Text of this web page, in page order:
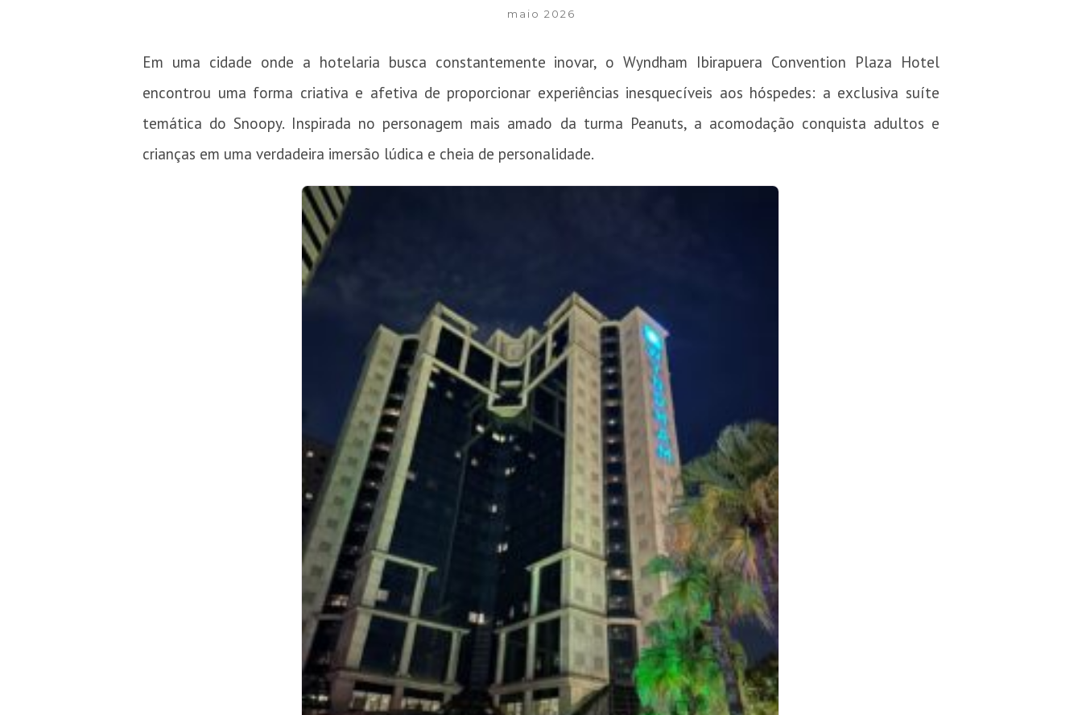
maio 2026
Em uma cidade onde a hotelaria busca constantemente inovar, o Wyndham Ibirapuera Convention Plaza Hotel
encontrou uma forma criativa e afetiva de proporcionar experiências inesquecíveis aos hóspedes: a exclusiva suíte
temática do Snoopy. Inspirada no personagem mais amado da turma Peanuts, a acomodação conquista adultos e
crianças em uma verdadeira imersão lúdica e cheia de personalidade.